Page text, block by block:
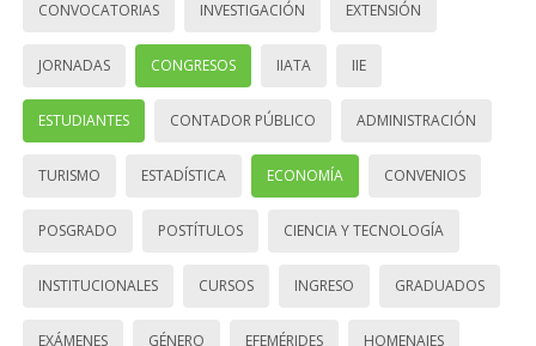
CONVOCATORIAS INVESTIGACIÓN EXTENSIÓN
JORNADAS CONGRESOS IIATA IIE
ESTUDIANTES CONTADOR PÚBLICO ADMINISTRACIÓN
TURISMO ESTADÍSTICA ECONOMÍA CONVENIOS
POSGRADO POSTÍTULOS CIENCIA Y TECNOLOGÍA
INSTITUCIONALES CURSOS INGRESO GRADUADOS
EXÁMENES GÉNERO EFEMÉRIDES HOMENAJES